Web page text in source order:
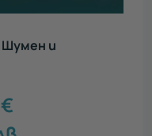
Шумен и
€